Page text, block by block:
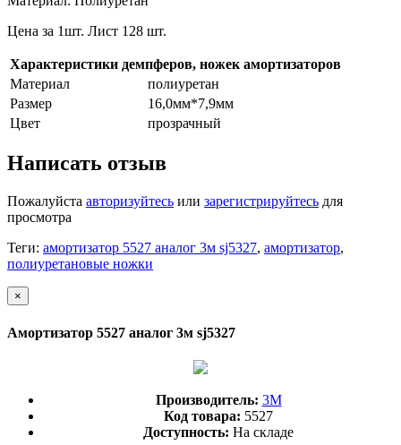
Цена за 1шт. Лист 128 шт.
Характеристики демпферов, ножек амортизаторов
Материал
полиуретан
Размер
16,0мм*7,9мм
Цвет
прозрачный
Написать отзыв
Пожалуйста авторизуйтесь или зарегистрируйтесь для
просмотра
Теги: амортизатор 5527 аналог 3м sj5327, амортизатор,
полиуретановые ножки
×
Амортизатор 5527 аналог 3м sj5327
Производитель: 3М
Код товара: 5527
Доступность: На складе